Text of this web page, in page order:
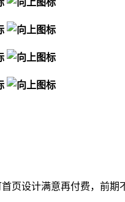
页设计满意再付费，前期